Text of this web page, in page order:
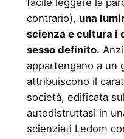
contrario), una
scienza e cultura i
sesso definito.
appartengano a un
attribuiscono il
società, edificata
autodistruttasi in
scienziati Ledom